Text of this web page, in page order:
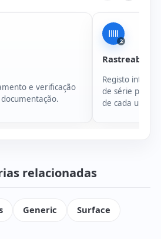
e verificação
2
Registo
de série para
de cada
relacionadas
Generic
Surface